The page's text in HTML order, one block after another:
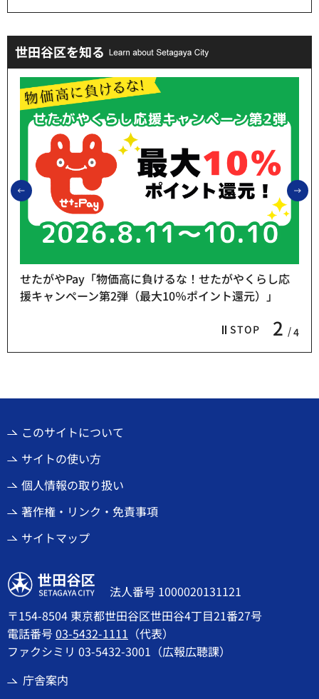
世田谷区を知る
前のスライドを表示
STOP 3 4
らし応
）」
熱中症予防「お休み処」をご利用ください
このサイトについて
サイトの使い方
個人情報の取り扱い
著作権・リンク・免責事項
サイトマップ
世田谷区
法人番号 1000020131121
〒154-8504 東京都世田谷区世田谷4丁目21番27号
電話番号03-5432-1111 （代表）
ファクシミリ 03-5432-3001（広報広聴課）
庁舎案内